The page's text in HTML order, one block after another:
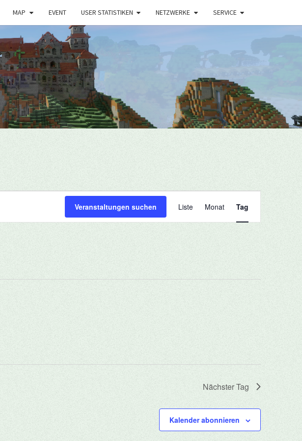
MAP EVENT USER STATISTIKEN NETZWERKE SERVICE
Veranstaltungen suchen
Ansichten-
Navigation
Liste Monat Tag
Nächster Tag
Kalender abonnieren